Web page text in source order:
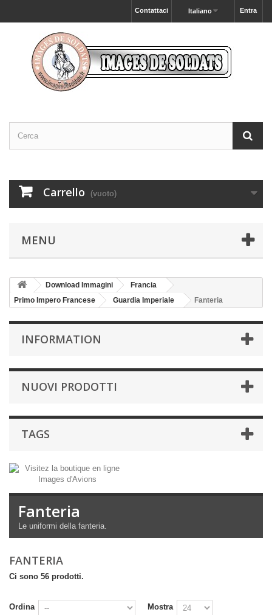
Entra
Italiano
Contattaci
Carrello (vuoto)
MENU
Download Immagini
Francia
Primo Impero Francese
Guardia Imperiale Fanteria
INFORMATION
NUOVI PRODOTTI
TAGS
Fanteria
Le uniformi della fanteria.
FANTERIA
Ci sono 56 prodotti.
Ordina
Mostra